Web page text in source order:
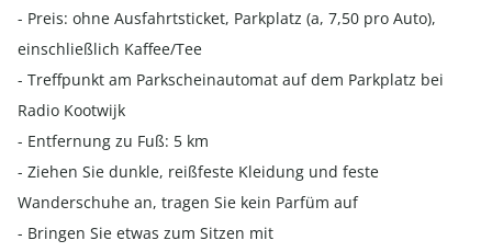
- Preis: ohne Ausfahrtsticket, Parkplatz (a, 7,50 pro Auto),
einschließlich Kaffee/Tee
- Treffpunkt am Parkscheinautomat auf dem Parkplatz bei
Radio Kootwijk
- Entfernung zu Fuß: 5 km
- Ziehen Sie dunkle, reißfeste Kleidung und feste
Wanderschuhe an, tragen Sie kein Parfüm auf
- Bringen Sie etwas zum Sitzen mit